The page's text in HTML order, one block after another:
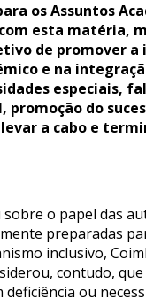
os Assuntos
esta matéria,
de promover
e na
especiais,
do
a cabo e
o papel das
preparadas
inclusivo,
contudo,
ou